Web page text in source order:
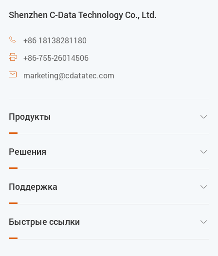
Shenzhen C-Data Technology Co., Ltd.
 +86 18138281180
 +86-755-26014506
 marketing@cdatatec.com
Продукты 
Решения 
Поддержка 
Быстрые ссылки 